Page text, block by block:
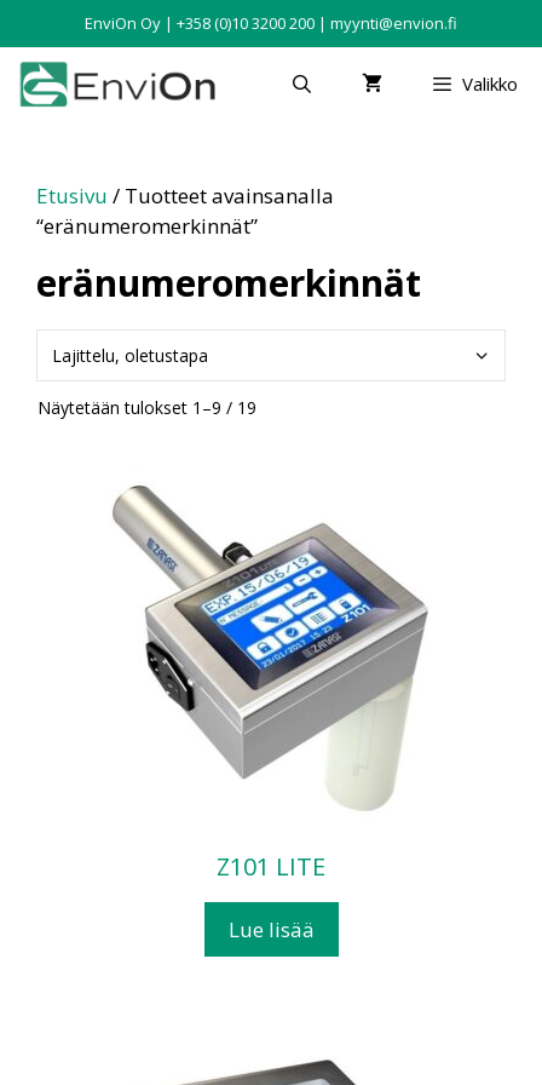
EnviOn Oy | +358 (0)10 3200 200 | myynti@envion.fi
Valikko
Etusivu / Tuotteet avainsanalla
“eränumeromerkinnät”
eränumeromerkinnät
Näytetään tulokset 1–9 / 19
Z101 LITE
Lue lisää